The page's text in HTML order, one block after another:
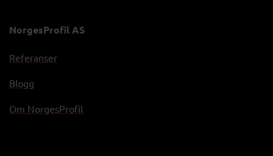
NorgesProfil AS
Referanser
Blogg
Om NorgesProfil